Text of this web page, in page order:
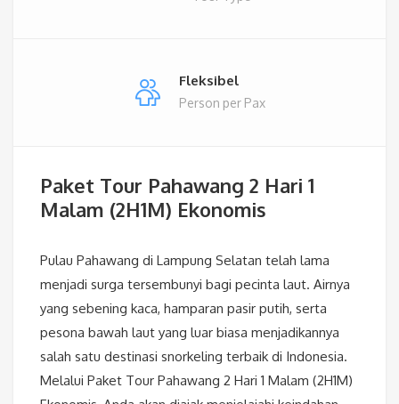
Fleksibel
Person per Pax
Paket Tour Pahawang 2 Hari 1
Malam (2H1M) Ekonomis
Pulau Pahawang di Lampung Selatan telah lama
menjadi surga tersembunyi bagi pecinta laut. Airnya
yang sebening kaca, hamparan pasir putih, serta
pesona bawah laut yang luar biasa menjadikannya
salah satu destinasi snorkeling terbaik di Indonesia.
Melalui Paket Tour Pahawang 2 Hari 1 Malam (2H1M)